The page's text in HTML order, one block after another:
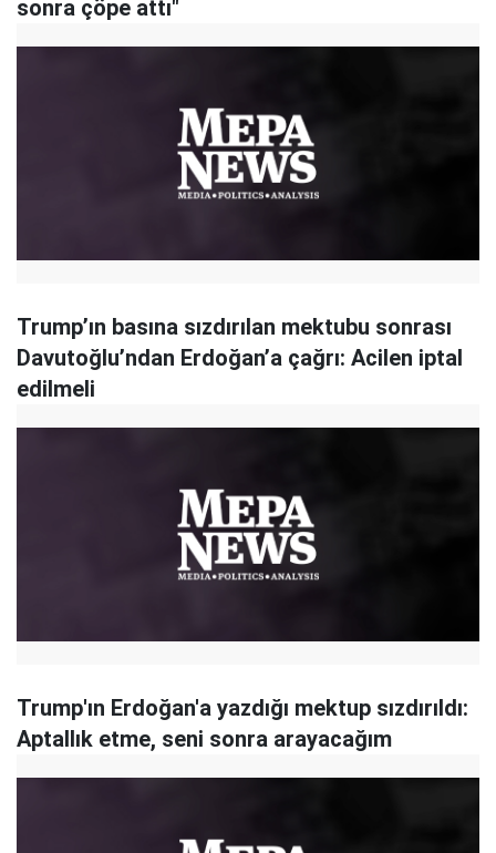
sonra çöpe attı"
Trump’ın basına sızdırılan mektubu sonrası
Davutoğlu’ndan Erdoğan’a çağrı: Acilen iptal
edilmeli
Trump'ın Erdoğan'a yazdığı mektup sızdırıldı:
Aptallık etme, seni sonra arayacağım